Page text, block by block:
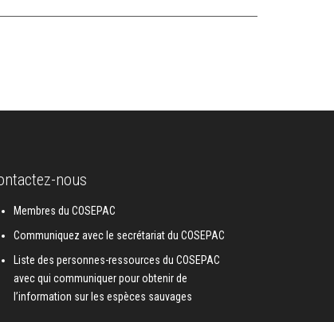
nous
Membres du COSEPAC
Communiquez avec le secrétariat du COSEPAC
Liste des personnes-ressources du COSEPAC
avec qui communiquer pour obtenir de
l’information sur les espèces sauvages